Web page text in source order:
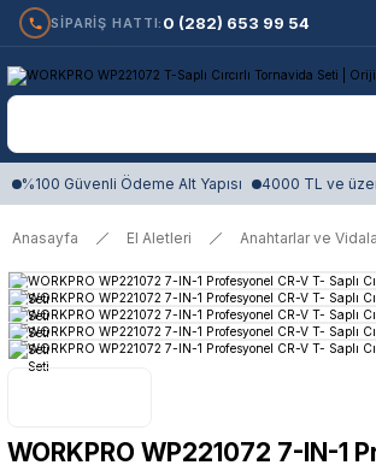
SİPARİŞ HATTI: 0 (282) 653 99 54
%100 Güvenli Ödeme Alt Yapısı 4000 TL ve
Anasayfa El Aletleri Anahtarlar ve
WORKPRO WP221072 7-IN-1